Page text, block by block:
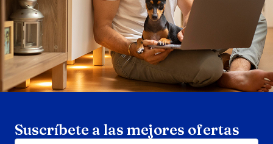
Suscríbete a las mejores ofertas
Search products